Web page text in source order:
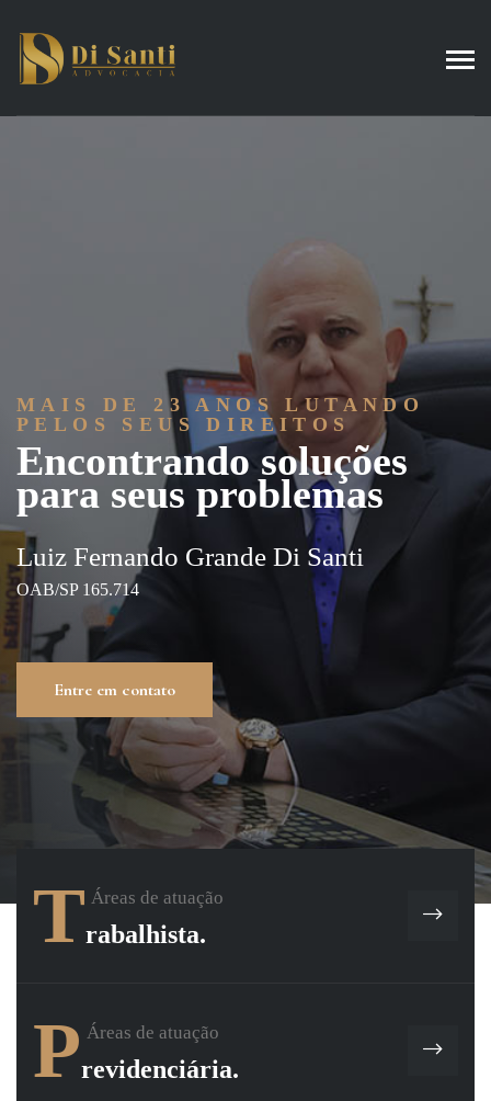
MAIS DE 23ANOS LUTANDO
PELOS SEUS DIREITOS
Encontrando soluções
para seus problemas
Luiz Fernando Grande Di Santi
OAB/SP 165.714
Entre em contato
T Áreas de atuação
rabalhista.
P Áreas de atuação
revidenciária.